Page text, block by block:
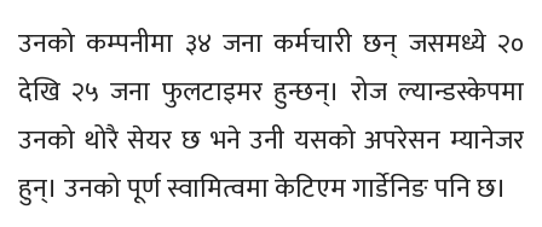
उनको कम्पनीमा ३४ जना कर्मचारी छन् जसमध्ये २०
देखि २५ जना फुलटाइमर हुन्छन्। रोज ल्यान्डस्केपमा
उनको थोरै सेयर छ भने उनी यसको अपरेसन म्यानेजर
हुन्। उनको पूर्ण स्वामित्वमा केटिएम गार्डेनिङ पनि छ।